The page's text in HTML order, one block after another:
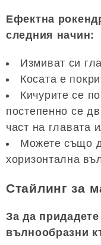
Ефектна
следния начин:
Измиват си
Косата е
Кичурите се
постепенно се
част на главата
Можете също
хоризонтална
Стайлинг за
За да
вълнообразни